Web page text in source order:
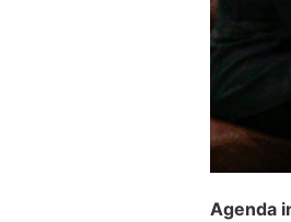
Agenda